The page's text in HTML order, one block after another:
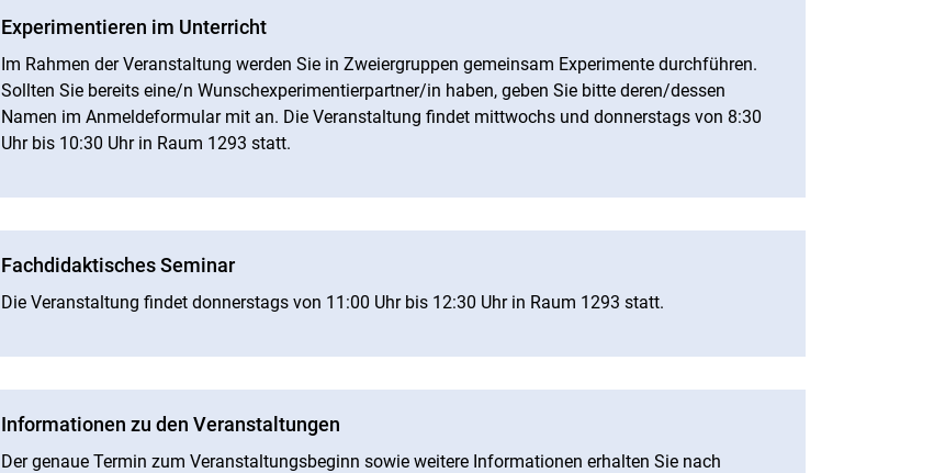
Experimentieren im Unterricht
Im Rahmen der Veranstaltung werden Sie in Zweiergruppen gemeinsam Experimente durchführen.
Sollten Sie bereits eine/n Wunschexperimentierpartner/in haben, geben Sie bitte deren/dessen
Namen im Anmeldeformular mit an. Die Veranstaltung findet mittwochs und donnerstags von 8:30
Uhr bis 10:30 Uhr in Raum 1293 statt.
Fachdidaktisches Seminar
Die Veranstaltung findet donnerstags von 11:00 Uhr bis 12:30 Uhr in Raum 1293 statt.
Informationen zu den Veranstaltungen
Der genaue Termin zum Veranstaltungsbeginn sowie weitere Informationen erhalten Sie nach